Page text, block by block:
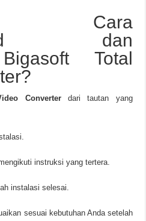
Cara
dan
Total
Converterdari tautan yang
instruksi yang tertera.
instalasi selesai.
sesuai kebutuhan Anda setelah